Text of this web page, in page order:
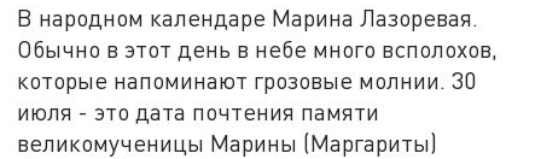
В народном календаре Марина Лазоревая.
Обычно в этот день в небе много всполохов,
которые напоминают грозовые молнии. 30
июля - это дата почтения памяти
великомученицы Марины (Маргариты)